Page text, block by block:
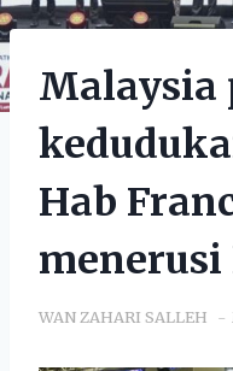
Malaysia
Hab
menerusi
WAN ZAHARI SALLEH